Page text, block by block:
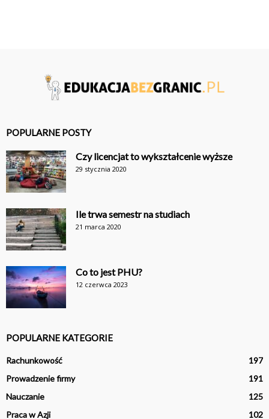
POPULARNE POSTY
Czy licencjat to wykształcenie wyższe
29 stycznia 2020
Ile trwa semestr na studiach
21 marca 2020
Co to jest PHU?
12 czerwca 2023
POPULARNE KATEGORIE
Rachunkowość
197
Prowadzenie firmy
191
Nauczanie
125
Praca w Azji
102